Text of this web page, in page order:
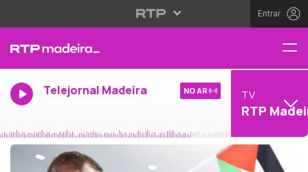
Entrar
Telejornal Madeira NO AR TV
RTP